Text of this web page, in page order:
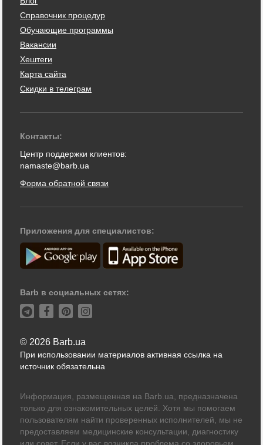
Справочник процедур
Обучающие программы
Вакансии
Хештеги
Карта сайта
Скидки в телеграм
Контакты:
Центр поддержки клиентов:
namaste@barb.ua
Форма обратной связи
Приложения для специалистов:
Barb в социальных сетях:
© 2026 Barb.ua
При использовании материалов активная ссылка на
источник обязательна
Информация, размещенная на Barb.ua, предназначена
только для ознакомительных целей. Хотя мы помогаем
пользователям найти проверенных исполнителей, мы не
предоставляем медицинские консультации, диагностику
или совет. Если у вас возникла проблема со здоровьем,